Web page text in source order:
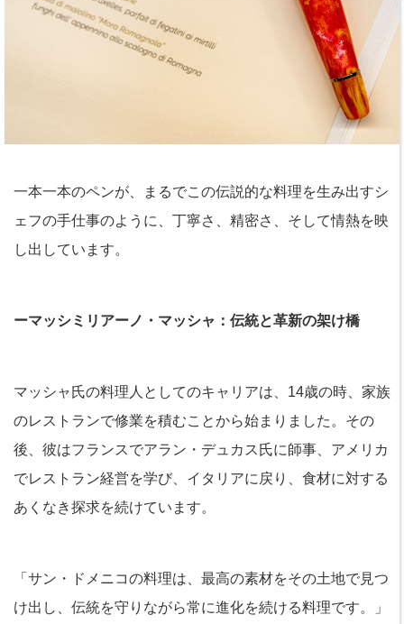
一本一本のペンが、まるでこの伝説的な料理を生み出すシ
ェフの手仕事のように、丁寧さ、精密さ、そして情熱を映
し出しています。
ーマッシミリアーノ・マッシャ：伝統と革新の架け橋
マッシャ氏の料理人としてのキャリアは、14歳の時、家族
のレストランで修業を積むことから始まりました。その
後、彼はフランスでアラン・デュカス氏に師事、アメリカ
でレストラン経営を学び、イタリアに戻り、食材に対する
あくなき探求を続けています。
「サン・ドメニコの料理は、最高の素材をその土地で見つ
け出し、伝統を守りながら常に進化を続ける料理です。」